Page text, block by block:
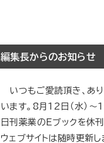
編集長からのお知らせ
いつもご愛読頂き、あ
います。8月12日（水）～
日刊薬業のEブックを休刊
ウェブサイトは随時更新し